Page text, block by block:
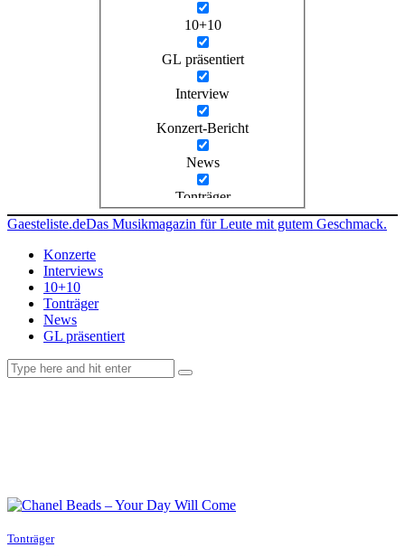
10+10
GL präsentiert
Interview
Konzert-Bericht
News
Tonträger
Gaesteliste.deDas Musikmagazin für Leute mit gutem Geschmack.
Konzerte
Interviews
10+10
Tonträger
News
GL präsentiert
Tonträger